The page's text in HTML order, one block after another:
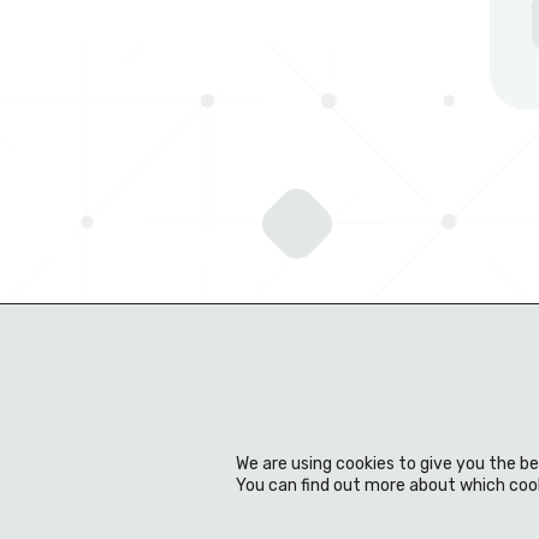
专业知识 产品 材料 经销商
We are using cookies to give you the
You can find out more about which